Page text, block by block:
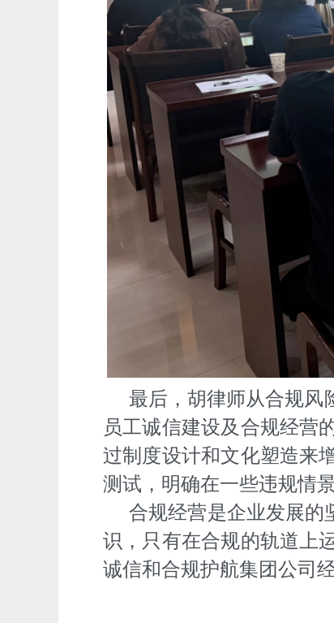
最后，胡律师从合规风
员工诚信建设及合规经营
过制度设计和文化塑造来
测试，明确在一些违规情
合规经营是企业发展的
识，只有在合规的轨道上
诚信和合规护航集团公司